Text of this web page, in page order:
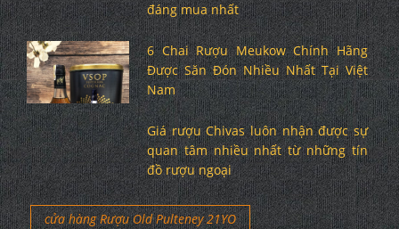
đáng mua nhất
6 Chai Rượu Meukow Chính Hãng
Được Săn Đón Nhiều Nhất Tại Việt
Nam
Giá rượu Chivas luôn nhận được sự
quan tâm nhiều nhất từ những tín
đồ rượu ngoại
cửa hàng Rượu Old Pulteney 21YO